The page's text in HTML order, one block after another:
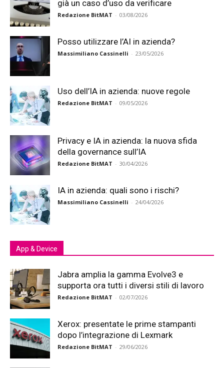
già un caso d’uso da verificare
Redazione BitMAT - 03/08/2026
Posso utilizzare l’AI in azienda?
Massimiliano Cassinelli - 23/05/2026
Uso dell’IA in azienda: nuove regole
Redazione BitMAT - 09/05/2026
Privacy e IA in azienda: la nuova sfida
della governance sull’IA
Redazione BitMAT - 30/04/2026
IA in azienda: quali sono i rischi?
Massimiliano Cassinelli - 24/04/2026
App & Device
Jabra amplia la gamma Evolve3 e
supporta ora tutti i diversi stili di lavoro
Redazione BitMAT - 02/07/2026
Xerox: presentate le prime stampanti
dopo l’integrazione di Lexmark
Redazione BitMAT - 29/06/2026